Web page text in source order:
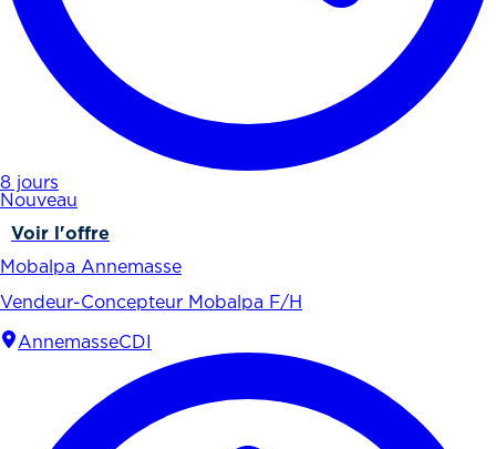
8 jours
Nouveau
Voir l'offre
Mobalpa Annemasse
Vendeur-Concepteur Mobalpa F/H
AnnemasseCDI